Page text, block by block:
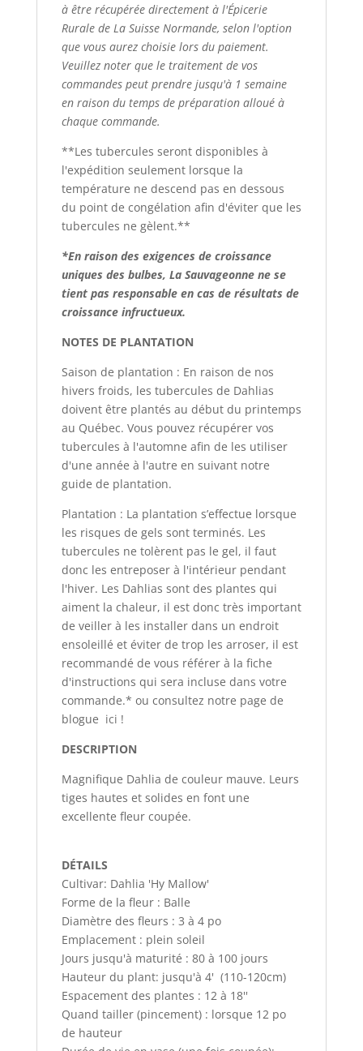
à être récupérée directement à l'Épicerie
Rurale de La Suisse Normande, selon l'option
que vous aurez choisie lors du paiement.
Veuillez noter que le traitement de vos
commandes peut prendre jusqu'à 1 semaine
en raison du temps de préparation alloué à
chaque commande.
**Les tubercules seront disponibles à
l'expédition seulement lorsque la
température ne descend pas en dessous
du point de congélation afin d'éviter que les
tubercules ne gèlent.**
*En raison des exigences de croissance
uniques des bulbes, La Sauvageonne ne se
tient pas responsable en cas de résultats de
croissance infructueux.
NOTES DE PLANTATION
Saison de plantation : En raison de nos
hivers froids, les tubercules de Dahlias
doivent être plantés au début du printemps
au Québec. Vous pouvez récupérer vos
tubercules à l'automne afin de les utiliser
d'une année à l'autre en suivant notre
guide de plantation.
Plantation : La plantation s’effectue lorsque
les risques de gels sont terminés. Les
tubercules ne tolèrent pas le gel, il faut
donc les entreposer à l'intérieur pendant
l'hiver. Les Dahlias sont des plantes qui
aiment la chaleur, il est donc très important
de veiller à les installer dans un endroit
ensoleillé et éviter de trop les arroser, il est
recommandé de vous référer à la fiche
d'instructions qui sera incluse dans votre
commande.* ou consultez notre page de
blogue ici !
DESCRIPTION
Magnifique Dahlia de couleur mauve. Leurs
tiges hautes et solides en font une
excellente fleur coupée.
DÉTAILS
Cultivar: Dahlia 'Hy Mallow'
Forme de la fleur : Balle
Diamètre des fleurs : 3 à 4 po
Emplacement : plein soleil
Jours jusqu'à maturité : 80 à 100 jours
Hauteur du plant: jusqu'à 4' (110-120cm)
Espacement des plantes : 12 à 18''
Quand tailler (pincement) : lorsque 12 po
de hauteur